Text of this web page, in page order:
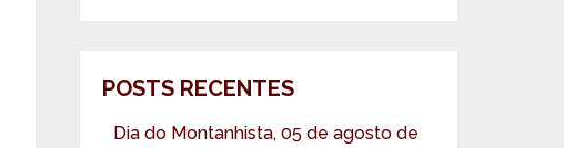
POSTS RECENTES
Dia do Montanhista, 05 de agosto de